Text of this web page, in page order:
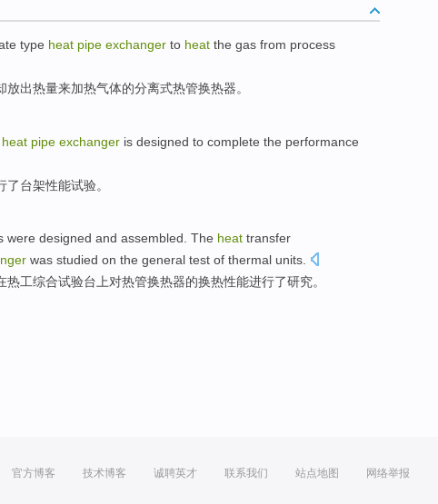
type heat pipe exchanger to heat the gas from process
放出热量来加热气体的分离式热管换热器。
heat pipe exchanger is designed to complete the performance
了台架性能试验。
were designed and assembled. The heat transfer
was studied on the general test of thermal units.
热工综合试验台上对热管换热器的换热性能进行了研究。
官方博客 技术博客 诚聘英才 联系我们 站点地图 网络举报